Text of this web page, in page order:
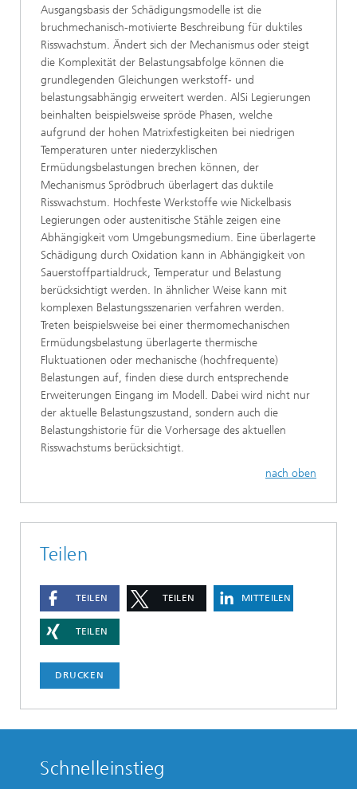
Ausgangsbasis der Schädigungsmodelle ist die
bruchmechanisch-motivierte Beschreibung für duktiles
Risswachstum. Ändert sich der Mechanismus oder steigt
die Komplexität der Belastungsabfolge können die
grundlegenden Gleichungen werkstoff- und
belastungsabhängig erweitert werden. AlSi Legierungen
beinhalten beispielsweise spröde Phasen, welche
aufgrund der hohen Matrixfestigkeiten bei niedrigen
Temperaturen unter niederzyklischen
Ermüdungsbelastungen brechen können, der
Mechanismus Sprödbruch überlagert das duktile
Risswachstum. Hochfeste Werkstoffe wie Nickelbasis
Legierungen oder austenitische Stähle zeigen eine
Abhängigkeit vom Umgebungsmedium. Eine überlagerte
Schädigung durch Oxidation kann in Abhängigkeit von
Sauerstoffpartialdruck, Temperatur und Belastung
berücksichtigt werden. In ähnlicher Weise kann mit
komplexen Belastungsszenarien verfahren werden.
Treten beispielsweise bei einer thermomechanischen
Ermüdungsbelastung überlagerte thermische
Fluktuationen oder mechanische (hochfrequente)
Belastungen auf, finden diese durch entsprechende
Erweiterungen Eingang im Modell. Dabei wird nicht nur
der aktuelle Belastungszustand, sondern auch die
Belastungshistorie für die Vorhersage des aktuellen
Risswachstums berücksichtigt.
nach oben
Teilen
TEILEN TEILEN MITTEILEN
TEILEN
DRUCKEN
Schnelleinstieg